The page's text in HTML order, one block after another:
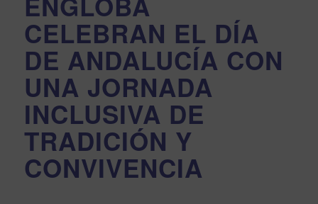
CELEBRAN EL DÍA
DE ANDALUCÍA CON
UNA JORNADA
INCLUSIVA DE
TRADICIÓN Y
CONVIVENCIA